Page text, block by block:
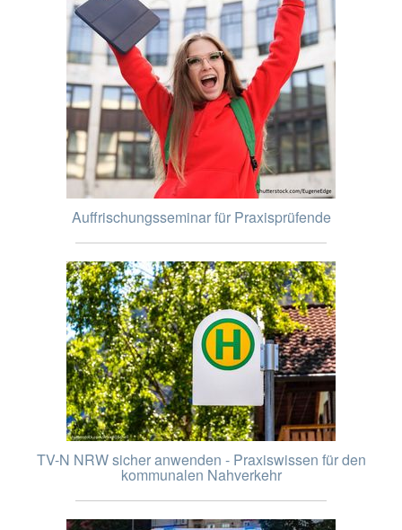
Auffrischungsseminar für Praxisprüfende
TV-N NRW sicher anwenden - Praxiswissen für den
kommunalen Nahverkehr